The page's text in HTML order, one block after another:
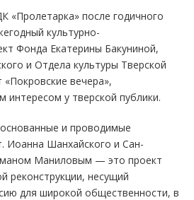
«Пролетарка» после годичного
культурно-
Фонда Екатерины Бакуниной,
и Отдела культуры Тверской
вечера»,
у тверской публики.
и проводимые
Иоанна Шанхайского и Сан-
Маниловым — это проект
реконструкции, несущий
для широкой общественности, в